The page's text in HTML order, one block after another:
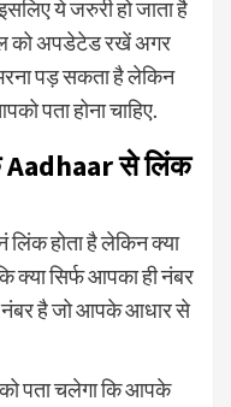
ये जरुरी हो जाता है
को अपडेटेड रखें अगर
पड़ सकता है लेकिन
पता होना चाहिए.
Aadhaar से लिंक
होता है लेकिन क्या
क्या सिर्फ आपका ही नंबर
है जो आपके आधार से
पता चलेगा कि आपके